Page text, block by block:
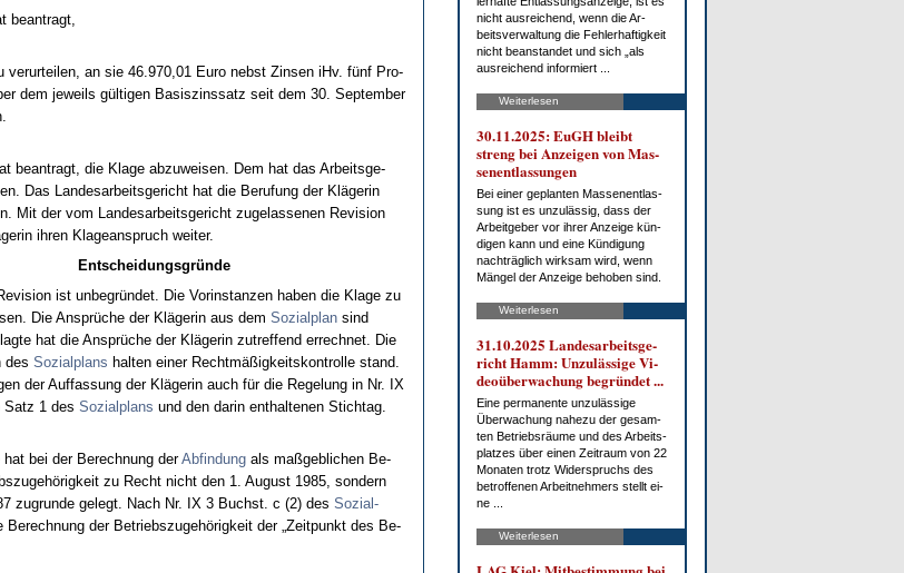
be­an­tragt,
ver­ur­tei­len, an sie 46.970,01 Eu­ro nebst Zin­sen iHv. fünf Pro­
dem je­weils gülti­gen Ba­sis­zins­satz seit dem 30. Sep­tem­ber
be­an­tragt, die Kla­ge ab­zu­wei­sen. Dem hat das Ar­beits­ge­
Das Lan­des­ar­beits­ge­richt hat die Be­ru­fung der Kläge­rin
Mit der vom Lan­des­ar­beits­ge­richt zu­ge­las­se­nen Re­vi­si­on
ih­ren Kla­ge­an­spruch wei­ter.
Ent­schei­dungs­gründe
ist un­be­gründet. Die Vor­in­stan­zen ha­ben die Kla­ge zu
Die Ansprüche der Kläge­rin aus dem So­zi­al­plansind
hat die Ansprüche der Kläge­rin zu­tref­fend er­rech­net. Die
des So­zi­al­plans hal­ten ei­ner Rechtmäßig­keits­kon­trol­le stand.
der Auf­fas­sung der Kläge­rin auch für die Re­ge­lung in Nr. IX
1 des So­zi­al­plans und den dar­in ent­hal­te­nen Stich­tag.
hat bei der Be­rech­nung derAb­fin­dungals maßgeb­li­chen Be­
zu Recht nicht den 1. Au­gust 1985, son­dern
zu­grun­de ge­legt. Nach Nr. IX 3 Buchst. c (2) des So­zi­al­
Be­rech­nung der Be­triebs­zu­gehörig­keit der „Zeit­punkt des Be­
nicht aus­rei­chend, wenn die Ar­
beits­ver­wal­tung die Feh­ler­haf­tig­keit
nicht be­an­stan­det und sich „als
aus­rei­chend in­for­miert ...
Weiterlesen
30.11.2025: EuGH bleibt
streng bei An­zei­gen von Mas­
sen­ent­las­sun­gen
Bei ei­ner ge­plan­ten Mas­sen­ent­las­
sung ist es un­zu­läs­sig, dass der
Ar­beit­ge­ber vor ih­rer An­zei­ge kün­
di­gen kann und ei­ne Kün­di­gung
nach­träg­lich wirk­sam wird, wenn
Män­gel der An­zei­ge be­ho­ben sind.
Weiterlesen
31.10.2025 Lan­des­ar­beits­ge­
richt Hamm: Un­zu­läs­si­ge Vi­
deo­über­wa­chung be­grün­det ...
Ei­ne per­ma­nen­te un­zu­läs­si­ge
Über­wa­chung na­he­zu der ge­sam­
ten Be­triebs­räu­me und des Ar­beits­
plat­zes über ei­nen Zeit­raum von 22
Mo­na­ten trotz Wi­der­spruchs des
be­trof­fe­nen Ar­beit­neh­mers stellt ei­
ne ...
Weiterlesen